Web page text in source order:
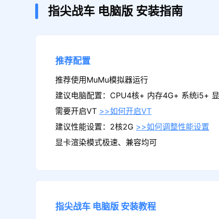
指尖战车 电脑版 安装指南
推荐配置
推荐使用MuMu模拟器运行
建议电脑配置：CPU4核+ 内存4G+ 系统i5+
需要开启VT >>如何开启VT
建议性能设置：2核2G >>如何调整性能设置
显卡渲染模式极速、兼容均可
指尖战车 电脑版 安装教程